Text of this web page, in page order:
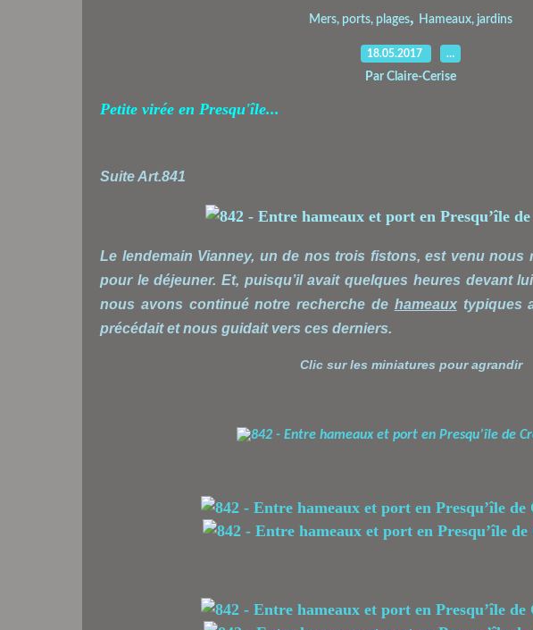
Mers, ports, plages, Hameaux, jardins
18.05.2017 …
Par Claire-Cerise
Petite virée en Presqu'île...
Suite Art.841
Le lendemain Vianney, un de nos trois fistons, est venu nous
pour le déjeuner. Et, puisqu’il avait quelques heures devant
nous avons continué notre recherche de hameauxtypiques
précédait et nous guidait vers ces derniers.
Clic sur les miniatures pour agrandir